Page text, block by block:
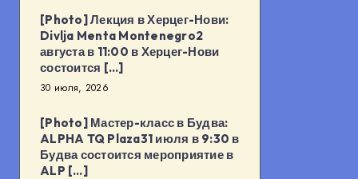
[Photo] Лекция в Херцег-Нови:
Divlja Menta Montenegro2
августа в 11:00 в Херцег-Нови
состоится […]
30 июля, 2026
[Photo] Мастер-класс в Будва:
ALPHA TQ Plaza31 июля в 9:30 в
Будва состоится мероприятие в
ALP […]